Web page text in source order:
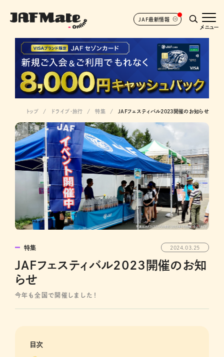
JAF最新情報
メニュー
トップ ドライブ･旅行 特集 JAFフェスティバル2023開催のお知らせ
特集 2024.03.25
JAFフェスティバル2023開催のお知
らせ
今年も全国で開催しました！
目次